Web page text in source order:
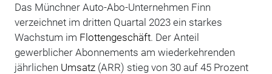
Das Münchner Auto-Abo-Unternehmen Finn
verzeichnet im dritten Quartal 2023 ein starkes
Wachstum im Flottengeschäft. Der Anteil
gewerblicher Abonnements am wiederkehrenden
jährlichen Umsatz(ARR) stieg von 30 auf 45 Prozent